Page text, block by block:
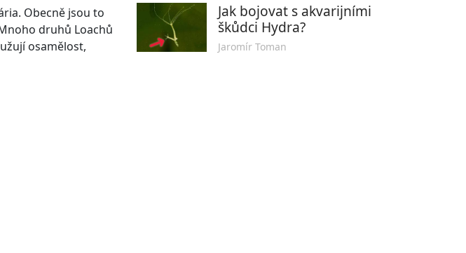
Obecně jsou to
druhů Loachů
osamělost,
Jak bojovat s akvarijními
škůdci Hydra?
Jaromír Toman